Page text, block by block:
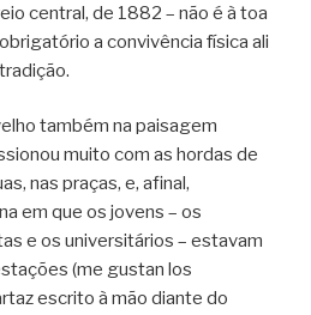
central, de 1882 – não é à toa
a convivência física ali
também na paisagem
muito com as hordas de
nas praças, e, afinal,
em que os jovens – os
e os universitários – estavam
(me gustan los
escrito à mão diante do